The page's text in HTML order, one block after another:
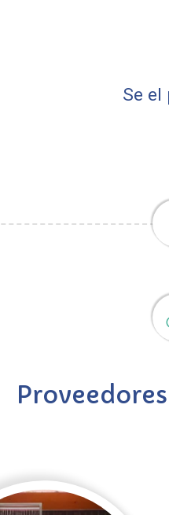
Se el